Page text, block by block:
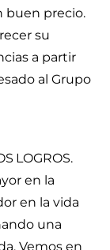
buen precio.
su
a partir
al Grupo
LOGROS.
en la
en la vida
una
Vemos en